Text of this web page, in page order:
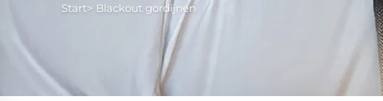
Start> Blackout gordijnen